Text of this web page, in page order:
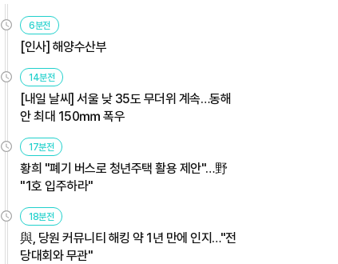
6분전
[인사] 해양수산부
14분전
[내일 날씨] 서울 낮 35도 무더위 계속…동해
안 최대 150㎜ 폭우
17분전
황희 "폐기 버스로 청년주택 활용 제안"…野
"1호 입주하라"
18분전
與, 당원 커뮤니티 해킹 약 1년 만에 인지…"전
당대회와 무관"